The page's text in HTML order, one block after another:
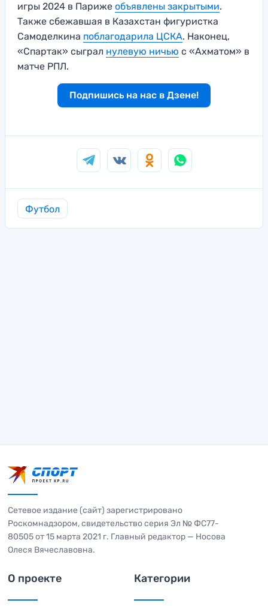
игры 2024 в Париже объявлены закрытыми.
Также сбежавшая в Казахстан фигуристка
Самоделкина поблагодарила ЦСКА. Наконец,
«Спартак» сыграл нулевую ничью с «Ахматом» в
матче РПЛ.
Подпишись на нас в Дзене!
Футбол
Сетевое издание (сайт) зарегистрировано
Роскомнадзором, свидетельство серия Эл № ФС77-
80505 от 15 марта 2021 г. Главный редактор — Носова
Олеся Вячеславовна.
О проекте Категории